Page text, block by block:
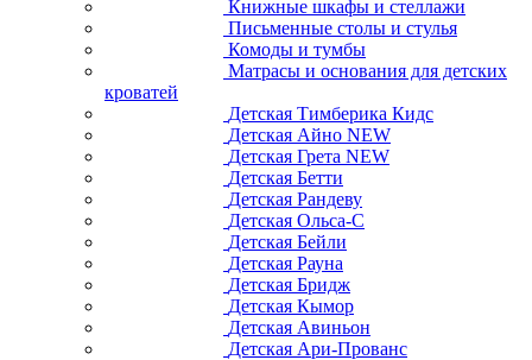
Книжные шкафы и стеллажи
Письменные столы и стулья
Комоды и тумбы
Матрасы и основания для детских
кроватей
Детская Тимберика Кидс
Детская Айно NEW
Детская Грета NEW
Детская Бетти
Детская Рандеву
Детская Ольса-С
Детская Бейли
Детская Рауна
Детская Бридж
Детская Кымор
Детская Авиньон
Детская Ари-Прованс